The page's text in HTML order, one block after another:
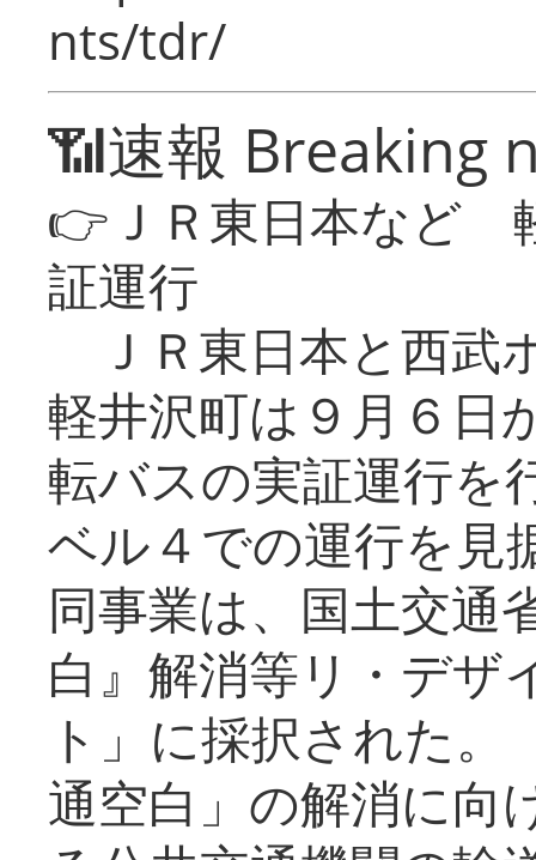
nts/tdr/
📶速報 Breaking
👉ＪＲ東日本など
証運行
ＪＲ東日本と西武
軽井沢町は９月６日
転バスの実証運行を
ベル４での運行を見
同事業は、国土交通
白』解消等リ・デザ
ト」に採択された
通空白」の解消に向